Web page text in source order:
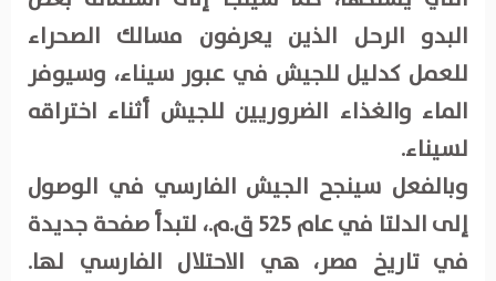
البدو الرحل الذين يعرفون مسالك الصحراء
للعمل كدليل للجيش في عبور سيناء، وسيوفر
الماء والغذاء الضروريين للجيش أثناء اختراقه
لسيناء.
وبالفعل سينجح الجيش الفارسي في الوصول
إلى الدلتا في عام 525 ق.م.، لتبدأ صفحة جديدة
في تاريخ مصر، هي الاحتلال الفارسي لها.